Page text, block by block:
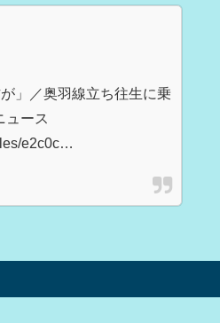
」／奥羽線立ち往生に乗
ュース
e2c0c…